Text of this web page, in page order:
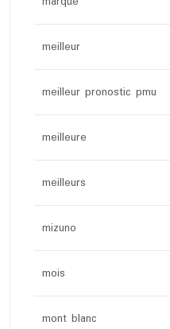
meilleur
meilleur pronostic pmu
meilleure
meilleurs
mizuno
mois
mont blanc